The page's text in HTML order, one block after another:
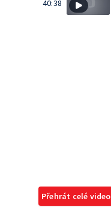
40:38
Přehrát celé video